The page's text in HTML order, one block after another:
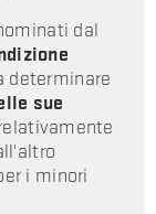
dal
determinare
sue
i minori